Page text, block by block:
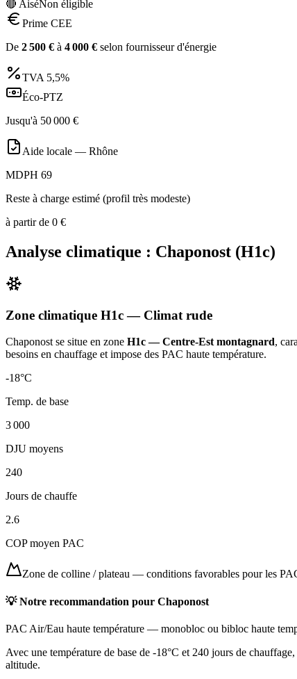
🔴 AiséNon éligible
Prime CEE
De 2 500 € à 4 000 € selon fournisseur d'énergie
TVA 5,5%
Éco-PTZ
Jusqu'à 50 000 €
Aide locale — Rhône
MDPH 69
Reste à charge estimé (profil très modeste)
à partir de 0 €
Analyse climatique : Chaponost (H1c)
Zone climatique H1c— Climat rude
Chaponost se situe en zone H1c — Centre-Est montagnard,
besoins en chauffage et impose des PAC haute température.
-18°C
Temp. de base
3 000
DJU moyens
240
Jours de chauffe
2.6
COP moyen PAC
Zone de colline / plateau — conditions favorables pour les
💡 Notre recommandation pour Chaponost
PAC Air/Eau haute température — monobloc ou bibloc haute
Avec une température de base de -18°C et 240 jours de
altitude.